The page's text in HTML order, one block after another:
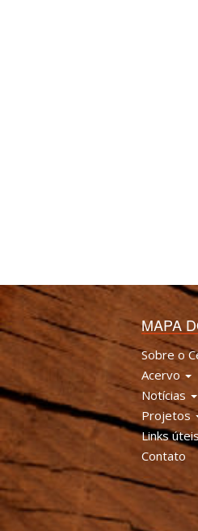
MAPA
Sobre o
Acervo
Notícias
Projetos
Links
Contato